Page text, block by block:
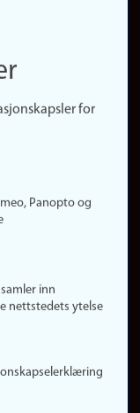
for
Panopto og
inn
nettstedets ytelse